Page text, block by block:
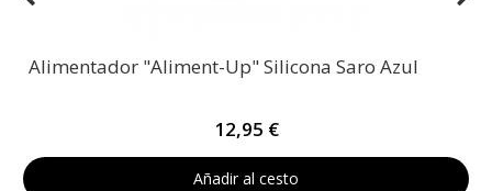
Alimentador "Aliment-Up" Silicona Saro Azul
12,95 €
Añadir al cesto